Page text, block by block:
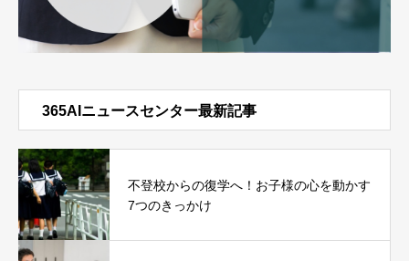
365AIニュースセンター最新記事
不登校からの復学へ！お子様の心を動かす
7つのきっかけ